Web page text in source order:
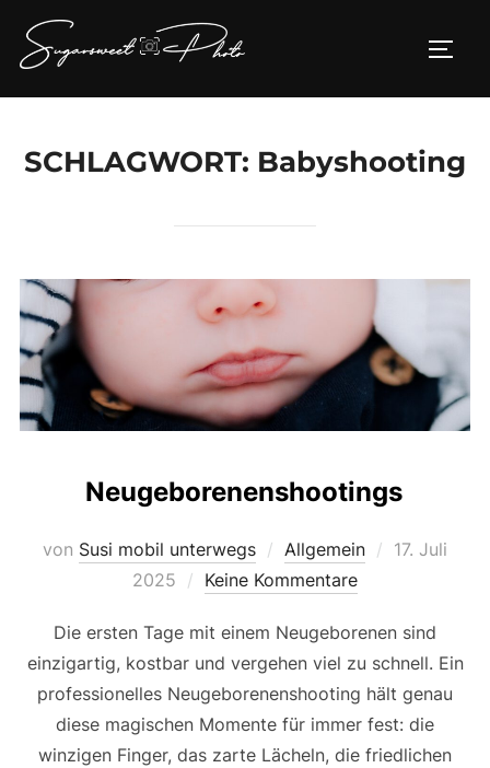
Inhalt
springen
SCHLAGWORT: Babyshooting
Neugeborenenshootings
von Susi mobil unterwegs Allgemein
17. Juli
2025
Keine Kommentare
Die ersten Tage mit einem Neugeborenen sind
einzigartig, kostbar und vergehen viel zu schnell. Ein
professionelles Neugeborenenshooting hält genau
diese magischen Momente für immer fest: die
winzigen Finger, das zarte Lächeln, die friedlichen